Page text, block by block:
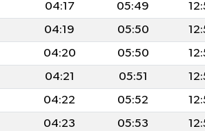
04:17 05:49
04:19 05:50
04:20 05:50
04:21 05:51
04:22 05:52
04:23 05:53